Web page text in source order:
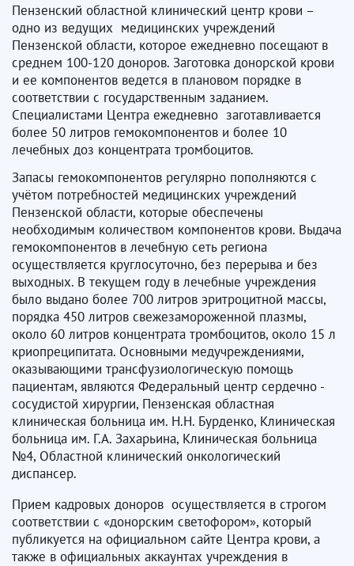
Пензенский областной клинический центр крови –
одно из ведущих медицинских учреждений
Пензенской области, которое ежедневно посещают в
среднем 100-120 доноров. Заготовка донорской крови
и ее компонентов ведется в плановом порядке в
соответствии с государственным заданием.
Специалистами Центра ежедневно заготавливается
более 50 литров гемокомпонентов и более 10
лечебных доз концентрата тромбоцитов.
Запасы гемокомпонентов регулярно пополняются с
учётом потребностей медицинских учреждений
Пензенской области, которые обеспечены
необходимым количеством компонентов крови. Выдача
гемокомпонентов в лечебную сеть региона
осуществляется круглосуточно, без перерыва и без
выходных. В текущем году в лечебные учреждения
было выдано более 700 литров эритроцитной массы,
порядка 450 литров свежезамороженной плазмы,
около 60 литров концентрата тромбоцитов, около 15 л
криопреципитата. Основными медучреждениями,
оказывающими трансфузиологическую помощь
пациентам, являются Федеральный центр сердечно -
сосудистой хирургии, Пензенская областная
клиническая больница им. Н.Н. Бурденко, Клиническая
больница им. Г.А. Захарьина, Клиническая больница
№4, Областной клинический онкологический
диспансер.
Прием кадровых доноров осуществляется в строгом
соответствии с «донорским светофором», который
публикуется на официальном сайте Центра крови, а
также в официальных аккаунтах учреждения в